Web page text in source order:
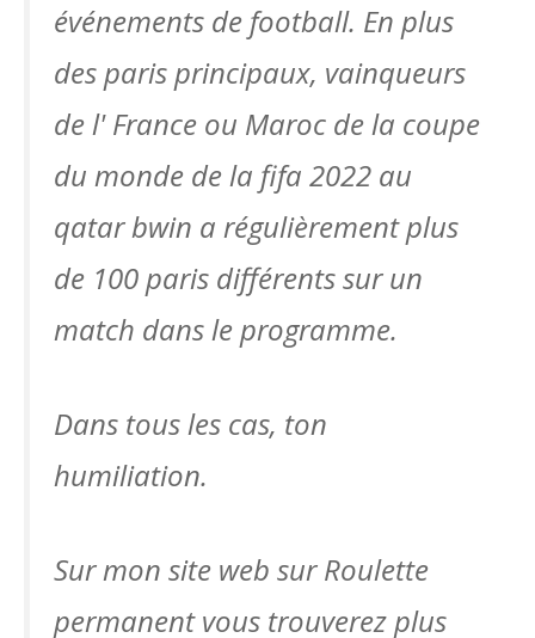
événements de football. En plus
des paris principaux, vainqueurs
de l' France ou Maroc de la coupe
du monde de la fifa 2022 au
qatar bwin a régulièrement plus
de 100 paris différents sur un
match dans le programme.
Dans tous les cas, ton
humiliation.
Sur mon site web sur Roulette
permanent vous trouverez plus